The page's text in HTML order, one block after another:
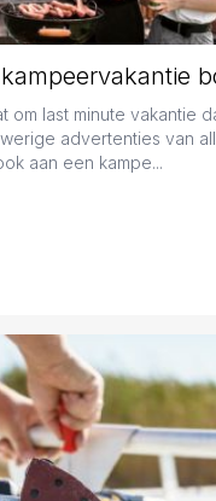
om last minute vakantie
advertenties van
aan een kampe...